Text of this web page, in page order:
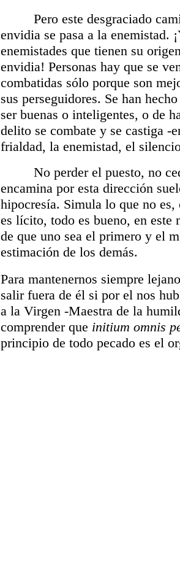
Pero este desgraciado
envidia se pasa a la enemistad.
enemistades que tienen su
envidia! Personas hay que se
combatidas sólo porque son
sus perseguidores. Se han
ser buenas o inteligentes, o de
delito se combate y se castiga -
frialdad, la enemistad, el
No perder el puesto, no
encamina por esta dirección
hipocresía. Simula lo que no es,
es lícito, todo es bueno, en
de que uno sea el primero y el
estimación de los demás.
Para mantenernos siempre
salir fuera de él si por el nos
a la Virgen -Maestra de la
comprender que initium omnis
principio de todo pecado es el